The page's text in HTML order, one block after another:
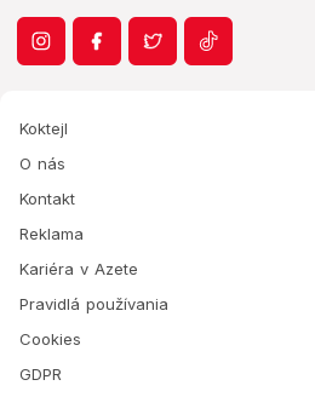
Koktejl
O nás
Kontakt
Reklama
Kariéra v Azete
Pravidlá používania
Cookies
GDPR